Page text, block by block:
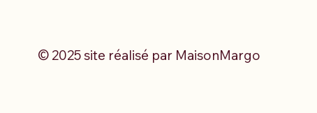
© 2025 site réalisé par MaisonMargo